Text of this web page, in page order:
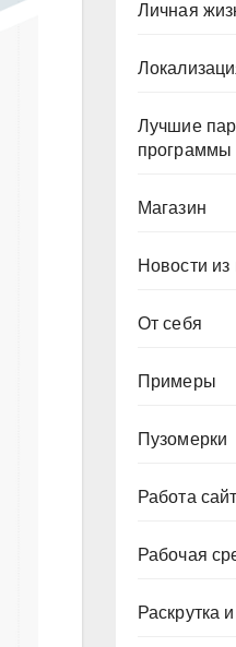
Личная
Лучшие
программы
Магазин
Новости из
От себя
Примеры
Пузомерки
Работа
Рабочая
Раскрутка